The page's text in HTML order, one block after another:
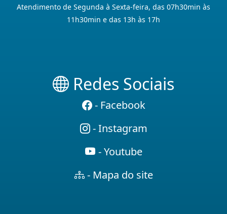
Atendimento de Segunda à Sexta-feira, das 07h30min às
11h30min e das 13h às 17h
Redes Sociais
- Facebook
- Instagram
- Youtube
- Mapa do site